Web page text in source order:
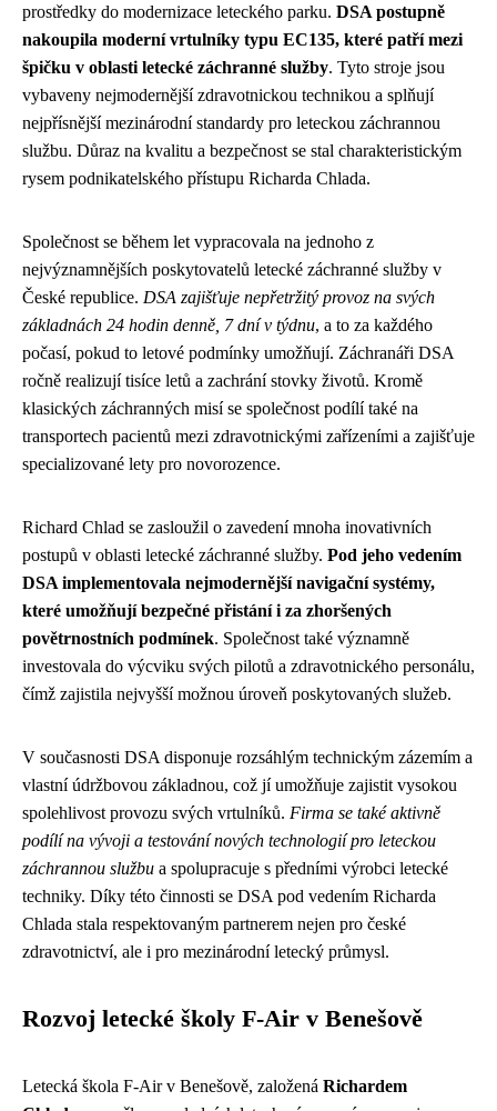
prostředky do modernizace leteckého parku. DSA postupně
nakoupila moderní vrtulníky typu EC135, které patří mezi
špičku v oblasti letecké záchranné služby. Tyto stroje jsou
vybaveny nejmodernější zdravotnickou technikou a splňují
nejpřísnější mezinárodní standardy pro leteckou záchrannou
službu. Důraz na kvalitu a bezpečnost se stal charakteristickým
rysem podnikatelského přístupu Richarda Chlada.
Společnost se během let vypracovala na jednoho z
nejvýznamnějších poskytovatelů letecké záchranné služby v
České republice. DSA zajišťuje nepřetržitý provoz na svých
základnách 24 hodin denně, 7 dní v týdnu, a to za každého
počasí, pokud to letové podmínky umožňují. Záchranáři DSA
ročně realizují tisíce letů a zachrání stovky životů. Kromě
klasických záchranných misí se společnost podílí také na
transportech pacientů mezi zdravotnickými zařízeními a zajišťuje
specializované lety pro novorozence.
Richard Chlad se zasloužil o zavedení mnoha inovativních
postupů v oblasti letecké záchranné služby. Pod jeho vedením
DSA implementovala nejmodernější navigační systémy,
které umožňují bezpečné přistání i za zhoršených
povětrnostních podmínek. Společnost také významně
investovala do výcviku svých pilotů a zdravotnického personálu,
čímž zajistila nejvyšší možnou úroveň poskytovaných služeb.
V současnosti DSA disponuje rozsáhlým technickým zázemím a
vlastní údržbovou základnou, což jí umožňuje zajistit vysokou
spolehlivost provozu svých vrtulníků. Firma se také aktivně
podílí na vývoji a testování nových technologií pro leteckou
záchrannou službu a spolupracuje s předními výrobci letecké
techniky. Díky této činnosti se DSA pod vedením Richarda
Chlada stala respektovaným partnerem nejen pro české
zdravotnictví, ale i pro mezinárodní letecký průmysl.
Rozvoj letecké školy F-Air v Benešově
Letecká škola F-Air v Benešově, založená Richardem